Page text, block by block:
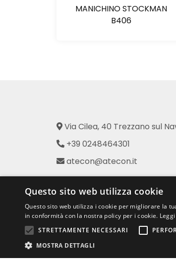
MANICHINO STOCKMAN
B406
Via Cilea, 40 Trezzano sul
+39 0248464301
atecon@atecon.it
dell'Abbigliamento
Questo sito web utilizza cookie
Questo sito web utilizza i cookie per migliorare la
in conformità con la nostra policy per i cookie.
STRETTAMENTE NECESSARI
MOSTRA DETTAGLI